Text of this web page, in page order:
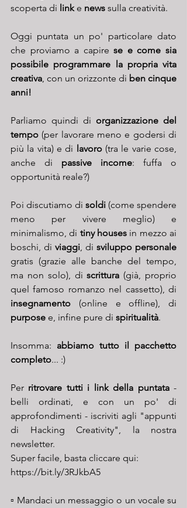
scoperta di link e news sulla creatività.
Oggi puntata un po' particolare dato
che proviamo a capire se e come sia
possibile programmare la propria vita
creativa, con un orizzonte di ben cinque
anni!
Parliamo quindi di organizzazione del
tempo (per lavorare meno e godersi di
più la vita) e di lavoro (tra le varie cose,
anche di passive income: fuffa o
opportunità reale?)
Poi discutiamo di soldi (come spendere
meno per vivere meglio) e
minimalismo, di tiny houses in mezzo ai
boschi, di viaggi, di
gratis (grazie alle banche del tempo,
ma non solo), di scrittura (già, proprio
insegnamento
purpose e, infine pure di spiritualità.
Insomma: abbiamo tutto il pacchetto
completo... :)
Per ritrovare tutti i link della puntata -
belli ordinati, e con un po' di
approfondimenti - iscriviti agli "appunti
di Hacking Creativity", la nostra
newsletter.
Super facile, basta cliccare qui:
https://bit.ly/3RJkbA5
▫️ Mandaci un messaggio o un vocale su